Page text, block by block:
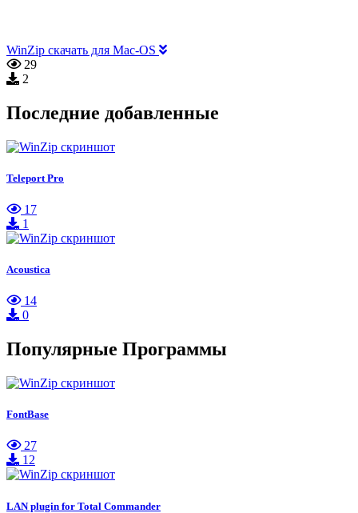
WinZip скачать для Mac-OS
29
2
Последние добавленные
Teleport Pro
17
1
Acoustica
14
0
Популярные Программы
FontBase
27
12
LAN plugin for Total Commander